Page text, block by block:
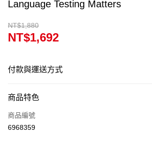
Language Testing Matters
NT$1,880
NT$1,692
付款與運送方式
信用卡一次付款
超商取貨付款
商品特色
商品編號
6968359